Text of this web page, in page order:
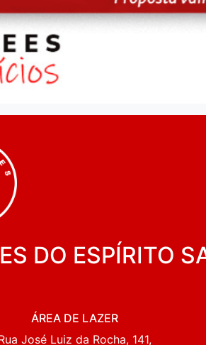
DO ESPÍRITO
ÁREA DE LAZER
José Luiz da Rocha, 141,